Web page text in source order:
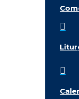

